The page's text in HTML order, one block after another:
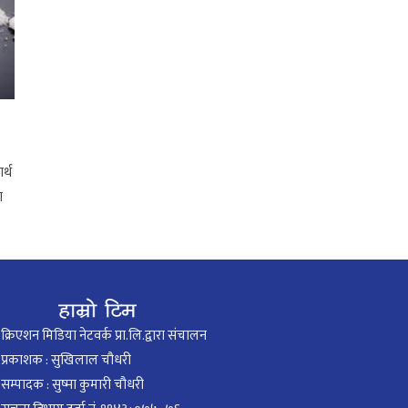
क्रिएशन मिडिया नेटवर्क प्रा.लि.द्वारा संचालन
प्रकाशक : सुखिलाल चौधरी
सम्पादक : सुष्मा कुमारी चौधरी